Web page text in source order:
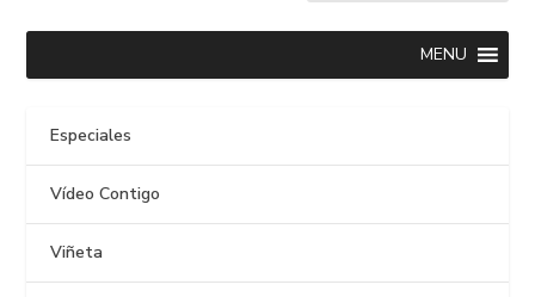
MENU
Especiales
Vídeo Contigo
Viñeta